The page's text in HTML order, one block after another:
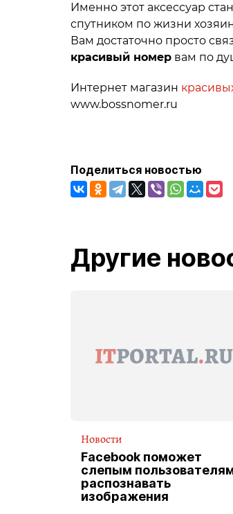
Именно этот аксессуар
спутником по жизни
Вам достаточно просто
красивый номер вам по
Интернет магазин
www.bossnomer.ru
Поделиться новостью
Другие
Новости
Facebook поможет
слепым
распознавать
изображения